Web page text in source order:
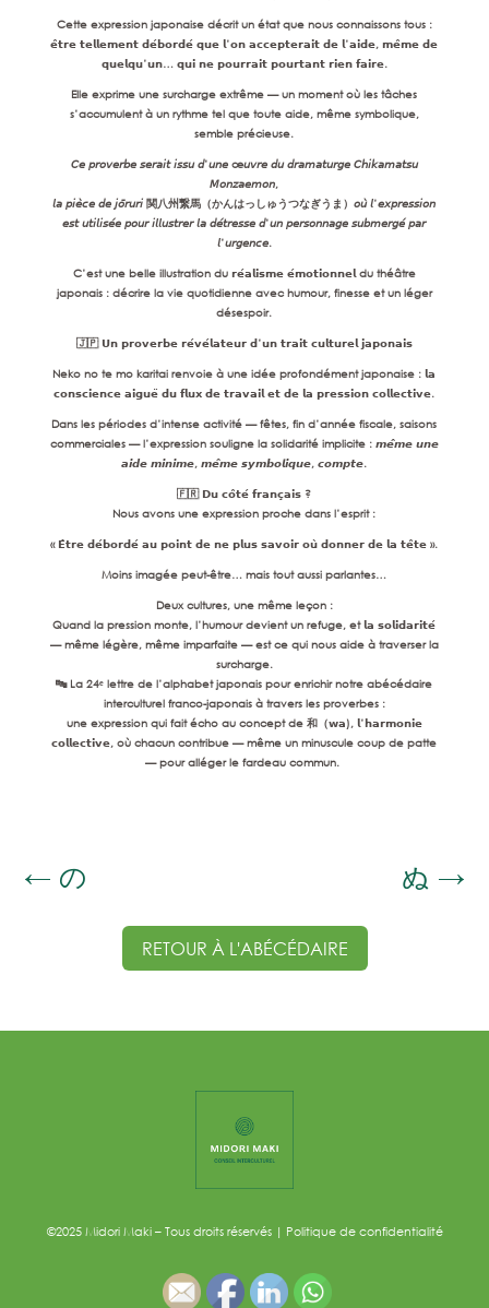
Cette expression japonaise décrit un état que nous connaissons tous :
𝗲̂𝘁𝗿𝗲 𝘁𝗲𝗹𝗹𝗲𝗺𝗲𝗻𝘁 𝗱𝗲́𝗯𝗼𝗿𝗱𝗲́ 𝗾𝘂𝗲 𝗹’𝗼𝗻 𝗮𝗰𝗰𝗲𝗽𝘁𝗲𝗿𝗮𝗶𝘁 𝗱𝗲 𝗹’𝗮𝗶𝗱𝗲, 𝗺𝗲̂𝗺𝗲 𝗱𝗲
𝗾𝘂𝗲𝗹𝗾𝘂’𝘂𝗻… 𝗾𝘂𝗶 𝗻𝗲 𝗽𝗼𝘂𝗿𝗿𝗮𝗶𝘁 𝗽𝗼𝘂𝗿𝘁𝗮𝗻𝘁 𝗿𝗶𝗲𝗻 𝗳𝗮𝗶𝗿𝗲.
Elle exprime une surcharge extrême — un moment où les tâches
s’accumulent à un rythme tel que toute aide, même symbolique,
semble précieuse.
𝘊𝘦 𝘱𝘳𝘰𝘷𝘦𝘳𝘣𝘦 𝘴𝘦𝘳𝘢𝘪𝘵 𝘪𝘴𝘴𝘶 𝘥’𝘶𝘯𝘦 œ𝘶𝘷𝘳𝘦 𝘥𝘶 𝘥𝘳𝘢𝘮𝘢𝘵𝘶𝘳𝘨𝘦 𝘊𝘩𝘪𝘬𝘢𝘮𝘢𝘵𝘴𝘶
𝘔𝘰𝘯𝘻𝘢𝘦𝘮𝘰𝘯,
𝘭𝘢 𝘱𝘪𝘦̀𝘤𝘦 𝘥𝘦 𝘫𝘰̄𝘳𝘶𝘳𝘪 関八州繋馬（かんはっしゅうつなぎうま）𝘰𝘶̀ 𝘭’𝘦𝘹𝘱𝘳𝘦𝘴𝘴𝘪𝘰𝘯
𝘦𝘴𝘵 𝘶𝘵𝘪𝘭𝘪𝘴𝘦́𝘦 𝘱𝘰𝘶𝘳 𝘪𝘭𝘭𝘶𝘴𝘵𝘳𝘦𝘳 𝘭𝘢 𝘥𝘦́𝘵𝘳𝘦𝘴𝘴𝘦 𝘥’𝘶𝘯 𝘱𝘦𝘳𝘴𝘰𝘯𝘯𝘢𝘨𝘦 𝘴𝘶𝘣𝘮𝘦𝘳𝘨𝘦́ 𝘱𝘢𝘳
𝘭’𝘶𝘳𝘨𝘦𝘯𝘤𝘦.
C’est une belle illustration du 𝗿𝗲́𝗮𝗹𝗶𝘀𝗺𝗲 𝗲́𝗺𝗼𝘁𝗶𝗼𝗻𝗻𝗲𝗹 du théâtre
japonais : décrire la vie quotidienne avec humour, finesse et un léger
désespoir.
🇯🇵 𝗨𝗻 𝗽𝗿𝗼𝘃𝗲𝗿𝗯𝗲 𝗿𝗲́𝘃𝗲́𝗹𝗮𝘁𝗲𝘂𝗿 𝗱’𝘂𝗻 𝘁𝗿𝗮𝗶𝘁 𝗰𝘂𝗹𝘁𝘂𝗿𝗲𝗹 𝗷𝗮𝗽𝗼𝗻𝗮𝗶𝘀
Neko no te mo karitai renvoie à une idée profondément japonaise : 𝗹𝗮
𝗰𝗼𝗻𝘀𝗰𝗶𝗲𝗻𝗰𝗲 𝗮𝗶𝗴𝘂𝗲̈ 𝗱𝘂 𝗳𝗹𝘂𝘅 𝗱𝗲 𝘁𝗿𝗮𝘃𝗮𝗶𝗹 𝗲𝘁 𝗱𝗲 𝗹𝗮 𝗽𝗿𝗲𝘀𝘀𝗶𝗼𝗻 𝗰𝗼𝗹𝗹𝗲𝗰𝘁𝗶𝘃𝗲.
Dans les périodes d’intense activité — fêtes, fin d’année fiscale, saisons
commerciales — l’expression souligne la solidarité implicite : 𝙢𝙚̂𝙢𝙚 𝙪𝙣𝙚
𝙖𝙞𝙙𝙚 𝙢𝙞𝙣𝙞𝙢𝙚, 𝙢𝙚̂𝙢𝙚 𝙨𝙮𝙢𝙗𝙤𝙡𝙞𝙦𝙪𝙚, 𝙘𝙤𝙢𝙥𝙩𝙚.
🇫🇷 𝗗𝘂 𝗰𝗼̂𝘁𝗲́ 𝗳𝗿𝗮𝗻𝗰̧𝗮𝗶𝘀 ?
Nous avons une expression proche dans l’esprit :
« 𝗘̂𝘁𝗿𝗲 𝗱𝗲́𝗯𝗼𝗿𝗱𝗲́ 𝗮𝘂 𝗽𝗼𝗶𝗻𝘁 𝗱𝗲 𝗻𝗲 𝗽𝗹𝘂𝘀 𝘀𝗮𝘃𝗼𝗶𝗿 𝗼𝘂̀ 𝗱𝗼𝗻𝗻𝗲𝗿 𝗱𝗲 𝗹𝗮 𝘁𝗲̂𝘁𝗲 ».
Moins imagée peut-être… mais tout aussi parlantes…
Deux cultures, une même leçon :
Quand la pression monte, l’humour devient un refuge, et 𝗹𝗮 𝘀𝗼𝗹𝗶𝗱𝗮𝗿𝗶𝘁𝗲́
— même légère, même imparfaite — est ce qui nous aide à traverser la
surcharge.
🔤 La 24ᵉ lettre de l’alphabet japonais pour enrichir notre abécédaire
interculturel franco-japonais à travers les proverbes :
une expression qui fait écho au concept de 和（𝘄𝗮), 𝗹’𝗵𝗮𝗿𝗺𝗼𝗻𝗶𝗲
𝗰𝗼𝗹𝗹𝗲𝗰𝘁𝗶𝘃𝗲, où chacun contribue — même un minuscule coup de patte
— pour alléger le fardeau commun.
← の ぬ →
RETOUR À L'ABÉCÉDAIRE
©2025 Midori Maki – Tous droits réservés | Politique de confidentialité